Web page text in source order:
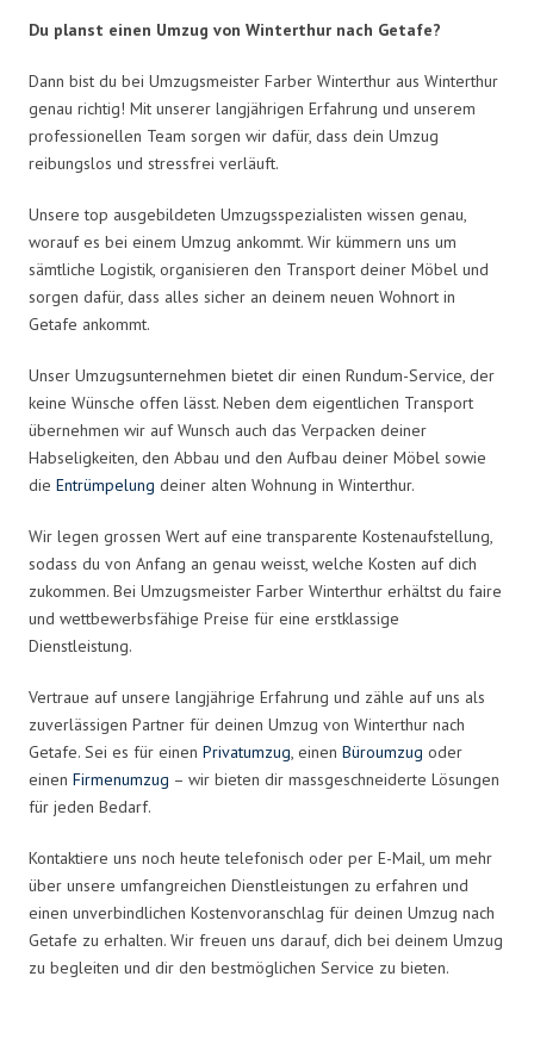
Du planst einen Umzug von Winterthur nach Getafe?
Dann bist du bei Umzugsmeister Farber Winterthur aus Winterthur
genau richtig! Mit unserer langjährigen Erfahrung und unserem
professionellen Team sorgen wir dafür, dass dein Umzug
reibungslos und stressfrei verläuft.
Unsere top ausgebildeten Umzugsspezialisten wissen genau,
worauf es bei einem Umzug ankommt. Wir kümmern uns um
sämtliche Logistik, organisieren den Transport deiner Möbel und
sorgen dafür, dass alles sicher an deinem neuen Wohnort in
Getafe ankommt.
Unser Umzugsunternehmen bietet dir einen Rundum-Service, der
keine Wünsche offen lässt. Neben dem eigentlichen Transport
übernehmen wir auf Wunsch auch das Verpacken deiner
Habseligkeiten, den Abbau und den Aufbau deiner Möbel sowie
die Entrümpelung deiner alten Wohnung in Winterthur.
Wir legen grossen Wert auf eine transparente Kostenaufstellung,
sodass du von Anfang an genau weisst, welche Kosten auf dich
zukommen. Bei Umzugsmeister Farber Winterthur erhältst du faire
und wettbewerbsfähige Preise für eine erstklassige
Dienstleistung.
Vertraue auf unsere langjährige Erfahrung und zähle auf uns als
zuverlässigen Partner für deinen Umzug von Winterthur nach
Getafe. Sei es für einen Privatumzug, einen Büroumzug oder
einen Firmenumzug – wir bieten dir massgeschneiderte Lösungen
für jeden Bedarf.
Kontaktiere uns noch heute telefonisch oder per E-Mail, um mehr
über unsere umfangreichen Dienstleistungen zu erfahren und
einen unverbindlichen Kostenvoranschlag für deinen Umzug nach
Getafe zu erhalten. Wir freuen uns darauf, dich bei deinem Umzug
zu begleiten und dir den bestmöglichen Service zu bieten.